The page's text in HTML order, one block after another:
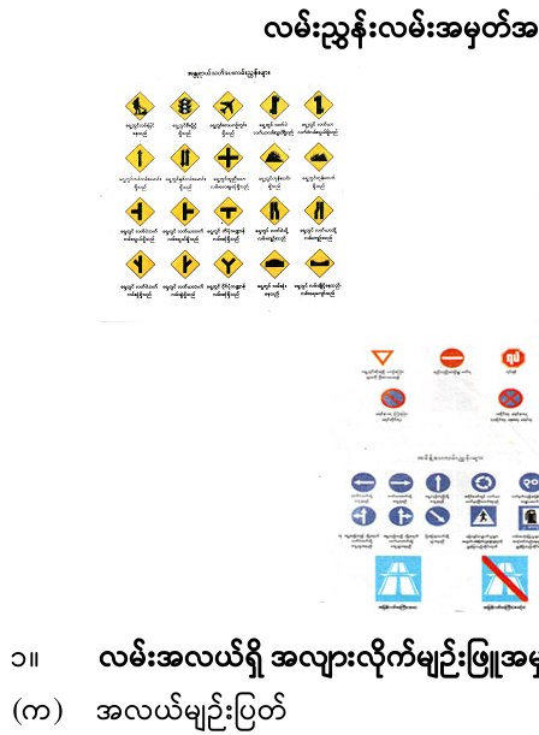
လမ်းညွှန်းလမ်းအမှတ်အသ
၁။လမ်းအလယ်ရှိ အလျားလိုက်မျဉ်းဖြူအ
(က) အလယ်မျဉ်းပြတ်